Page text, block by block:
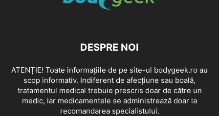
DESPRE NOI
ATENȚIE! Toate informațiile de pe site-ul bodygeek.ro au
scop informativ. Indiferent de afecțiune sau boală,
tratamentul medical trebuie prescris doar de către un
medic, iar medicamentele se administrează doar la
recomandarea specialistului.